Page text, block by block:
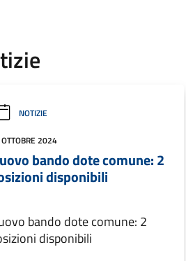
NOTIZIE
2024
bando dote comune: 2
disponibili
bando dote comune: 2
disponibili